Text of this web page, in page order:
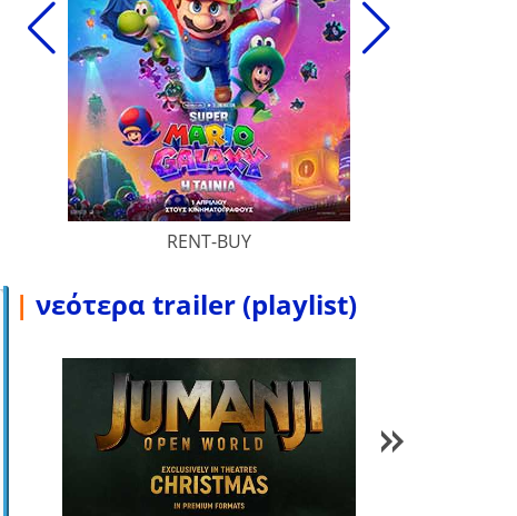
RENT-BUY
| νεότερα trailer (playlist)
1/85